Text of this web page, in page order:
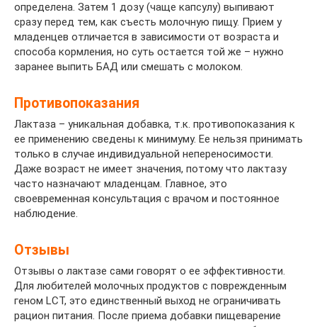
определена. Затем 1 дозу (чаще капсулу) выпивают
сразу перед тем, как съесть молочную пищу. Прием у
младенцев отличается в зависимости от возраста и
способа кормления, но суть остается той же – нужно
заранее выпить БАД или смешать с молоком.
Противопоказания
Лактаза – уникальная добавка, т.к. противопоказания к
ее применению сведены к минимуму. Ее нельзя принимать
только в случае индивидуальной непереносимости.
Даже возраст не имеет значения, потому что лактазу
часто назначают младенцам. Главное, это
своевременная консультация с врачом и постоянное
наблюдение.
Отзывы
Отзывы о лактазе сами говорят о ее эффективности.
Для любителей молочных продуктов с поврежденным
геном LCT, это единственный выход не ограничивать
рацион питания. После приема добавки пищеварение